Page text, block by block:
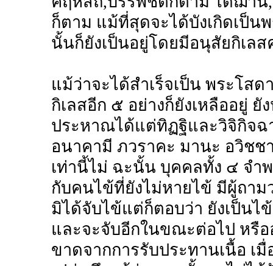
ก็ตาม แม้ที่สุดจะได้บังเกิดเป็
นั้นก็ยังเป็นอยู่โดยมีอนุสัยกิเล
แม้ว่าจะได้สำเร็จเป็น พระโส
กิเลสอีก ๕ อย่างก็ยังเหลืออยู่
ประหาณได้แต่ทิฏฐิและวิจิกิจฉ
อนาคามี ภวราคะ มานะ อวิชช
เท่านี้ไม่ ฉะนั้น บุคคลทั้ง ๔ จำ
กับคนไข้ที่ยังไม่หายไข้ มีผู้ถา
มิได้จับไข้แต่ก็ตอบว่า ยังเป็นไ
และจะจับอีกในขณะต่อไป หรือ
ขาดจากการรับประทานเนื้อ เ